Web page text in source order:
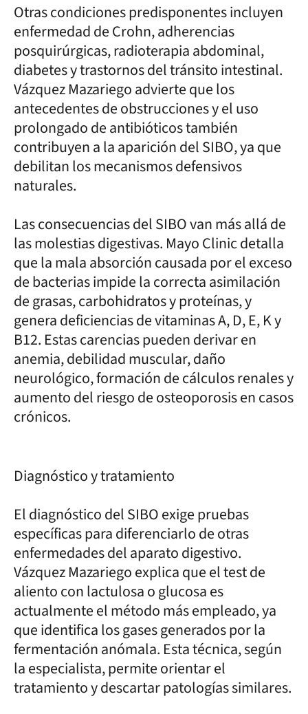
Otras condiciones predisponentes incluyen
enfermedad de Crohn, adherencias
posquirúrgicas, radioterapia abdominal,
diabetes y trastornos del tránsito intestinal.
Vázquez Mazariego advierte que los
antecedentes de obstrucciones y el uso
prolongado de antibióticos también
contribuyen a la aparición del SIBO, ya que
debilitan los mecanismos defensivos
naturales.
Las consecuencias del SIBO van más allá de
las molestias digestivas. Mayo Clinic detalla
que la mala absorción causada por el exceso
de bacterias impide la correcta asimilación
de grasas, carbohidratos y proteínas, y
genera deficiencias de vitaminas A, D, E, K y
B12. Estas carencias pueden derivar en
anemia, debilidad muscular, daño
neurológico, formación de cálculos renales y
aumento del riesgo de osteoporosis en casos
crónicos.
Diagnóstico y tratamiento
El diagnóstico del SIBO exige pruebas
específicas para diferenciarlo de otras
enfermedades del aparato digestivo.
Vázquez Mazariego explica que el test de
aliento con lactulosa o glucosa es
actualmente el método más empleado, ya
que identifica los gases generados por la
fermentación anómala. Esta técnica, según
la especialista, permite orientar el
tratamiento y descartar patologías similares.